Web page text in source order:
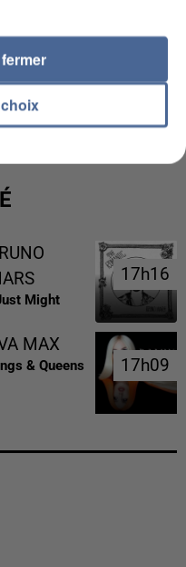
DÉROBÉES À
Might
17h16
17h16
MAX
& Queens 17h09
17h09